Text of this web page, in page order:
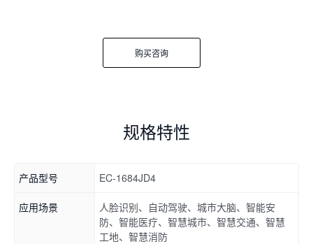
购买咨询
规格特性
产品型号 EC-1684JD4
应用场景
人脸识别、自动驾驶、城市大脑、智能安
防、智能医疗、智慧城市、智慧交通、智慧
工地、智慧消防